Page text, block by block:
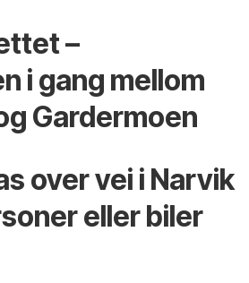
–
i gang mellom
Gardermoen
over vei i Narvik
eller biler